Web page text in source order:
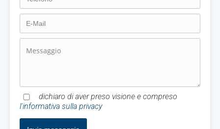
dichiaro di aver preso visione e compreso
l'informativa sulla privacy